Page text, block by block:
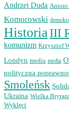
Andrzej Duda Antoni
Komorowski
HistoriaIII
komunizm Krzysztof
Londyn media media
polityczna
Smoleńsk
Ukraina Wielka
Wyklęci